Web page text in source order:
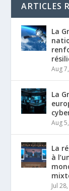
ARTICLES
La
Aug
La
Aug
La
à
Jul